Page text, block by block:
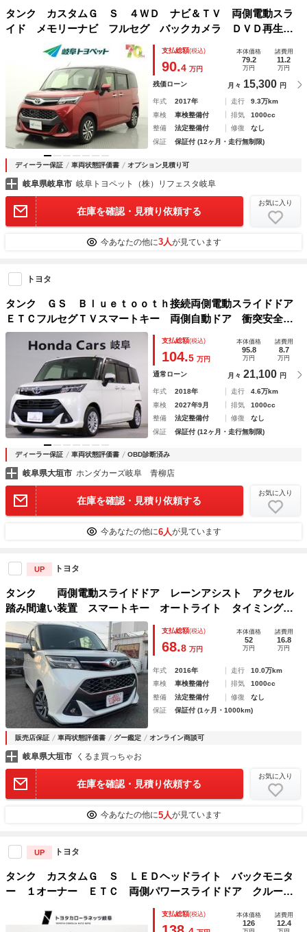
タンク カスタムＧ Ｓ ４ＷＤ ナビ＆ＴＶ 両側電動スラ
イド メモリーナビ フルセグ バックカメラ ＤＶＤ再生
ミュージックプレイヤー接続可 衝突被害軽減システム ＥＴ
Ｃ スマートキー ＬＥＤヘッドランプ 記録簿 キーレス
支払総額(税込)
90.4 万円
本体価格
79.2
万円
諸費用
11.2
万円
残価ローン 月々 15,300 円
年式 2017年 走行
9.3万km
車検
車検整備付 排気
1000cc
整備
法定整備付 修復
なし
保証
保証付 (12ヶ月・走行無制限)
ディーラー保証 車両状態評価書 オプション見積り可
岐阜県岐阜市 岐阜トヨペット（株）リフェスタ岐阜
在庫を確認・見積り依頼する
お気に入り
今あなたの他に3人が見ています
トヨタ
タンク ＧＳ Ｂｌｕｅｔｏｏｔｈ接続両側電動スライドドア
ＥＴＣフルセグＴＶスマートキー 両側自動ドア 衝突安全ボ
ディ ブルートゥースオーディオ 電動格納式ドアミラー 禁
煙 Ａライト Ｒカメラ ワンオーナー車 ＤＶＤ
支払総額(税込)
104.5 万円
本体価格
95.8
万円
諸費用
8.7
万円
通常ローン 月々 21,100 円
年式 2018年 走行
4.6万km
車検
2027年9月 排気
1000cc
整備
法定整備付 修復
なし
保証
保証付 (12ヶ月・走行無制限)
ディーラー保証 車両状態評価書 OBD診断済み
岐阜県大垣市 ホンダカーズ岐阜 青柳店
在庫を確認・見積り依頼する
お気に入り
今あなたの他に6人が見ています
UP トヨタ
タンク 両側電動スライドドア レーンアシスト アクセル
踏み間違い装置 スマートキー オートライト タイミングチ
ェーン フロントフォグ クルーズコントロール 衝突回避支
援ブレーキ ＥＴＣ
支払総額(税込)
68.8 万円
本体価格
52
万円
諸費用
16.8
万円
年式 2016年 走行
10.0万km
車検
車検整備付 排気
1000cc
整備
法定整備付 修復
なし
保証
保証付 (1ヶ月・1000km)
販売店保証 車両状態評価書 グー鑑定 オンライン商談可
岐阜県大垣市 くるま買っちゃお
在庫を確認・見積り依頼する
お気に入り
今あなたの他に5人が見ています
UP トヨタ
タンク カスタムＧ Ｓ ＬＥＤヘッドライト バックモニタ
ー １オーナー ＥＴＣ 両側パワースライドドア クルーズ
コントロール ＡＵＸ ４ＷＤ スマートキー ドラレコ 記
録簿 フルセグ アルミホイール キーフリー Ａストップ
支払総額(税込) 本体価格
126
諸費用
12.4